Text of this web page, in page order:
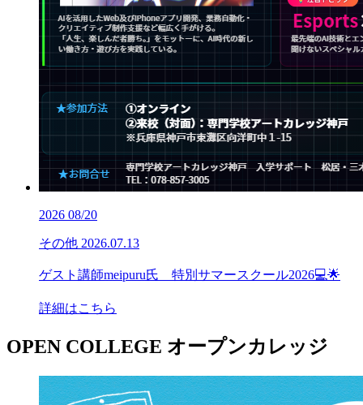
2026 08/20
その他 2026.07.13
ゲスト講師meipuru氏 特別サマースクール2026💻🌟
詳細はこちら
OPEN COLLEGE オープンカレッジ